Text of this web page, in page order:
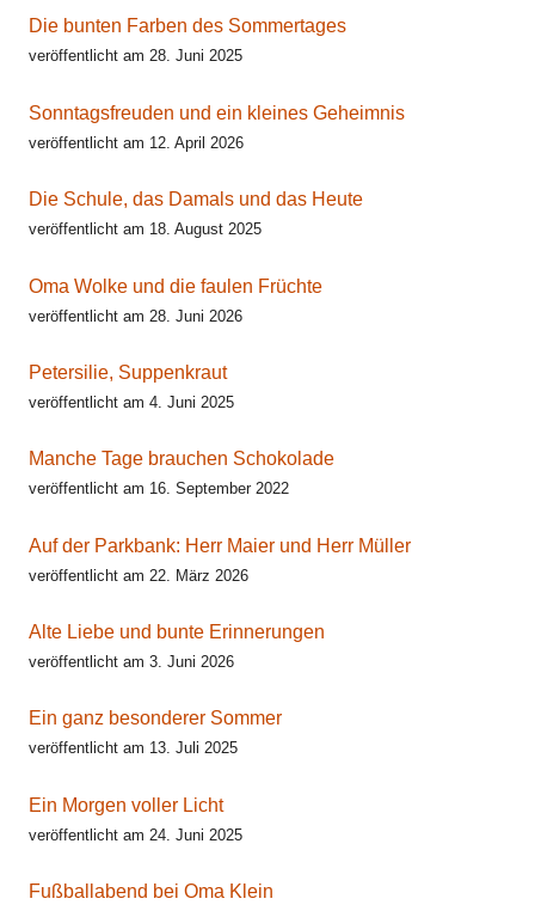
Die bunten Farben des Sommertages
veröffentlicht am 28. Juni 2025
Sonntagsfreuden und ein kleines Geheimnis
veröffentlicht am 12. April 2026
Die Schule, das Damals und das Heute
veröffentlicht am 18. August 2025
Oma Wolke und die faulen Früchte
veröffentlicht am 28. Juni 2026
Petersilie, Suppenkraut
veröffentlicht am 4. Juni 2025
Manche Tage brauchen Schokolade
veröffentlicht am 16. September 2022
Auf der Parkbank: Herr Maier und Herr Müller
veröffentlicht am 22. März 2026
Alte Liebe und bunte Erinnerungen
veröffentlicht am 3. Juni 2026
Ein ganz besonderer Sommer
veröffentlicht am 13. Juli 2025
Ein Morgen voller Licht
veröffentlicht am 24. Juni 2025
Fußballabend bei Oma Klein